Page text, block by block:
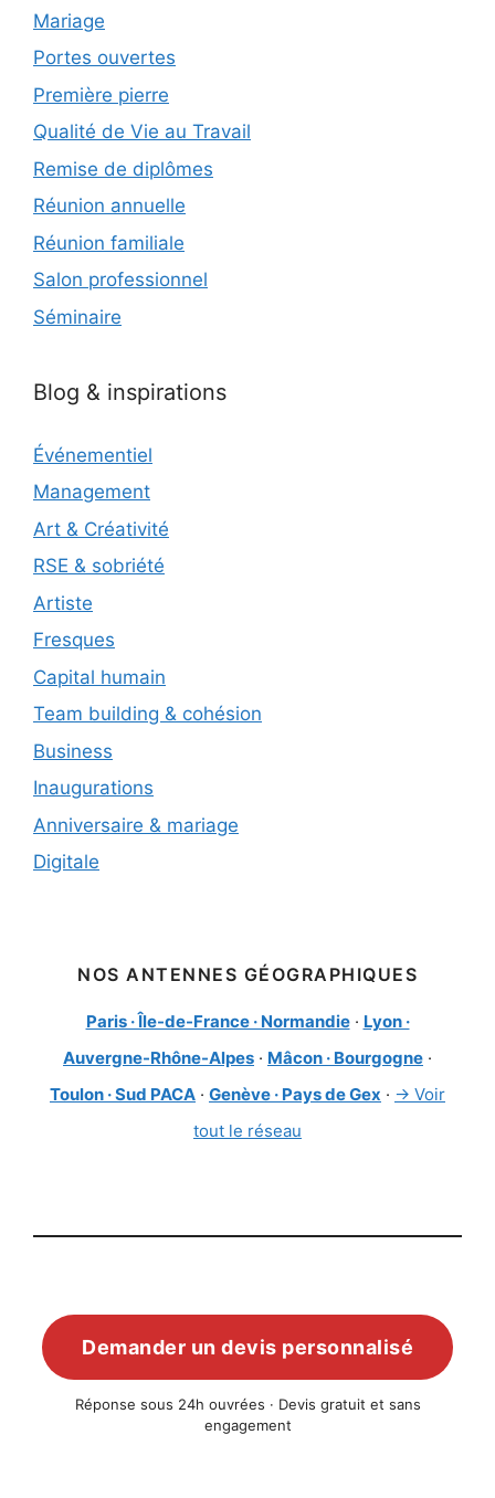
Mariage
Portes ouvertes
Première pierre
Qualité de Vie au Travail
Remise de diplômes
Réunion annuelle
Réunion familiale
Salon professionnel
Séminaire
Blog & inspirations
Événementiel
Management
Art & Créativité
RSE & sobriété
Artiste
Fresques
Capital humain
Team building & cohésion
Business
Inaugurations
Anniversaire & mariage
Digitale
NOS ANTENNES GÉOGRAPHIQUES
Paris · Île-de-France · Normandie· Lyon ·
Auvergne-Rhône-Alpes · Mâcon · Bourgogne ·
Toulon · Sud PACA · Genève · Pays de Gex · → Voir
tout le réseau
Demander un devis personnalisé
Réponse sous 24h ouvrées · Devis gratuit et sans
engagement